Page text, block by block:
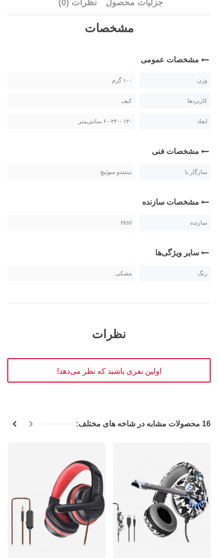
جزئیات محصول نظرات (0)
مشخصات
مشخصات عمومی
وزن ۱۰۰ گرم
کاربردها کیف
ابعاد ۱۳۰ -۶۰-۲۴۰ سانتی‌متر
مشخصات فنی
سازگار با نینتندو سوئیچ
مشخصات سازنده
سازنده Hori
سایر ویژگی‌ها
رنگ مشکی
نظرات
اولین نفری باشید که نظر می‌دهد!
16 محصولات مشابه در شاخه های مختلف: